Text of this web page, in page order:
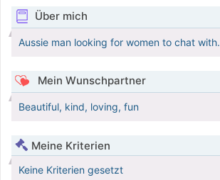
Über mich
Aussie man looking for women to chat with.
Mein Wunschpartner
Beautiful, kind, loving, fun
Meine Kriterien
Keine Kriterien gesetzt